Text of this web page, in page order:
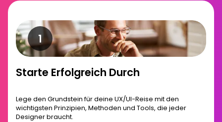
Starte Erfolgreich Durch
Lege den Grundstein für deine UX/UI-Reise mit den
wichtigsten Prinzipien, Methoden und Tools, die jeder
Designer braucht.